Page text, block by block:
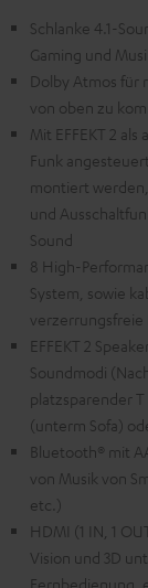
Schlanke 4.1-
Gaming und
Dolby Atmos für
von oben zu
Mit EFFEKT 2
Funk
montiert
und
Sound
8 High-
System, sowie
verzerrungsfreie
EFFEKT 2
Soundmodi
platzsparender
(unterm Sofa)
Bluetooth® mit
von Musik von
etc.)
HDMI (1 IN, 1
Vision und 3D
Fernbedienung,